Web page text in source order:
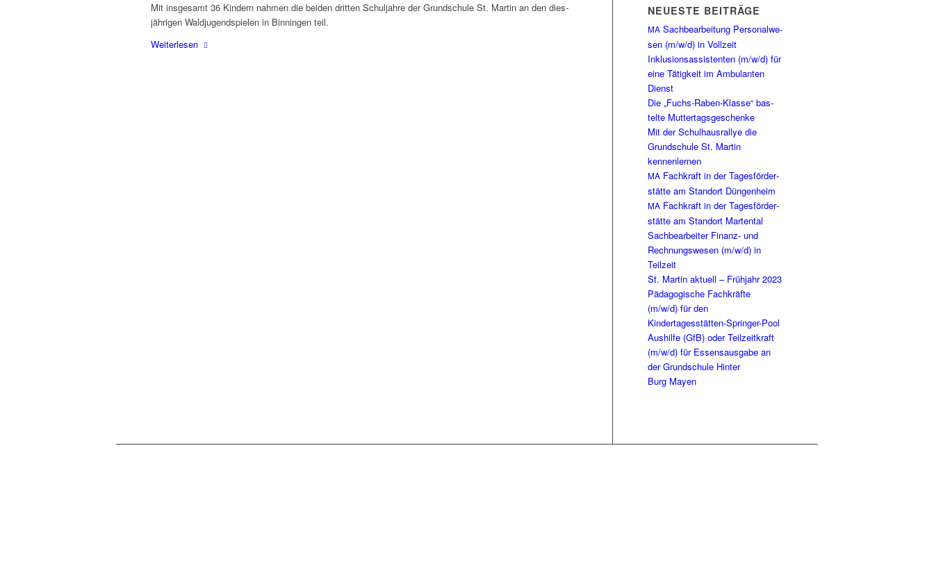
Mit ins­ge­samt 36 Kin­dern nah­men die bei­den drit­ten Schul­jah­re der Grund­schu­le St. Mar­tin an den dies­
jäh­ri­gen Wald­ju­gend­spie­len in Bin­nin­gen teil.
Wei­ter­le­sen
NEU­ES­TE BEITRÄGE
MA Sach­be­ar­bei­tung Per­so­nal­we­
sen (m/w/d) in Vollzeit
Inklu­si­ons­as­sis­ten­ten (m/w/d) für
eine Tätig­keit im Ambu­lan­ten
Dienst
Die „Fuchs-Raben-Klas­se“ bas­
tel­te Muttertagsgeschenke
Mit der Schul­haus­ral­lye die
Grund­schu­le St. Mar­tin
kennenlernen
MA Fach­kraft in der Tages­för­der­
stät­te am Stand­ort Düngenheim
MA Fach­kraft in der Tages­för­der­
stät­te am Stand­ort Martental
Sach­be­ar­bei­ter Finanz- und
Rech­nungs­we­sen (m/w/d) in
Teilzeit
St. Mar­tin aktu­ell – Früh­jahr 2023
Päd­ago­gi­sche Fach­kräf­te
(m/w/d) für den
Kindertagesstätten-Springer-Pool
Aus­hil­fe (GfB) oder Teil­zeit­kraft
(m/w/d) für Essens­aus­ga­be an
der Grund­schu­le Hin­ter
Burg Mayen